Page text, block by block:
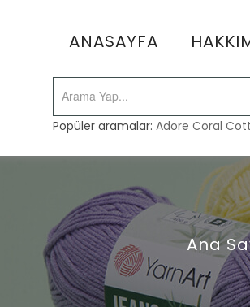
ANASAYFA
Popüler aramalar:Adore Coral
Ana